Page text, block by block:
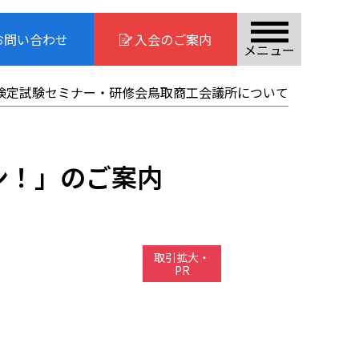
問い合わせ 入会のご案内
メニュー
定試験セミナー・研修会鳥取商工会議所について
」のご案内
取引拡大・
PR